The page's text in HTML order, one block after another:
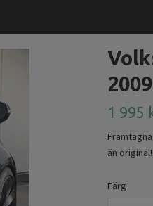
1 995
än original!
Färg